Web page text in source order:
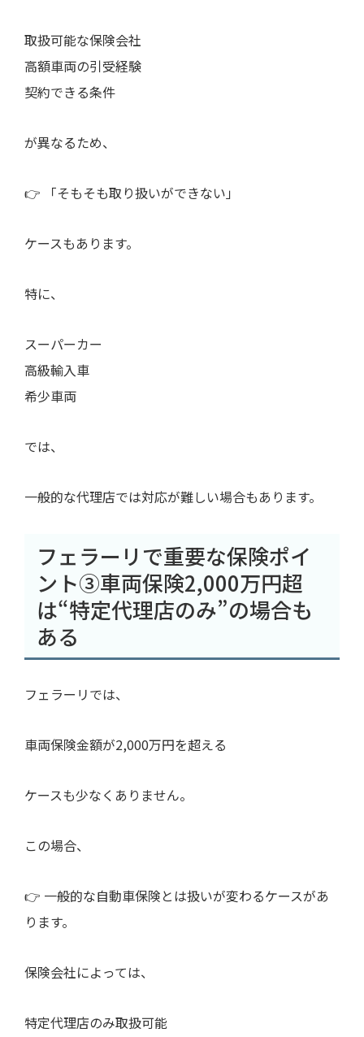
取扱可能な保険会社
高額車両の引受経験
契約できる条件
が異なるため、
👉 「そもそも取り扱いができない」
ケースもあります。
特に、
スーパーカー
高級輸入車
希少車両
では、
一般的な代理店では対応が難しい場合もあります。
フェラーリで重要な保険ポイ
ント③車両保険2,000万円超
は“特定代理店のみ”の場合も
ある
フェラーリでは、
車両保険金額が2,000万円を超える
ケースも少なくありません。
この場合、
👉 一般的な自動車保険とは扱いが変わるケースがあ
ります。
保険会社によっては、
特定代理店のみ取扱可能